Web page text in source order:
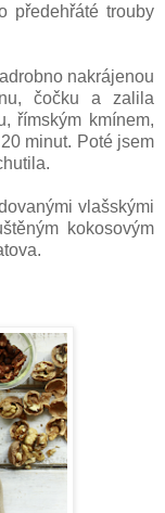
předehřáté trouby
nakrájenou
čočku a zalila
římským kmínem,
minut. Poté jsem
vlašskými
kokosovým